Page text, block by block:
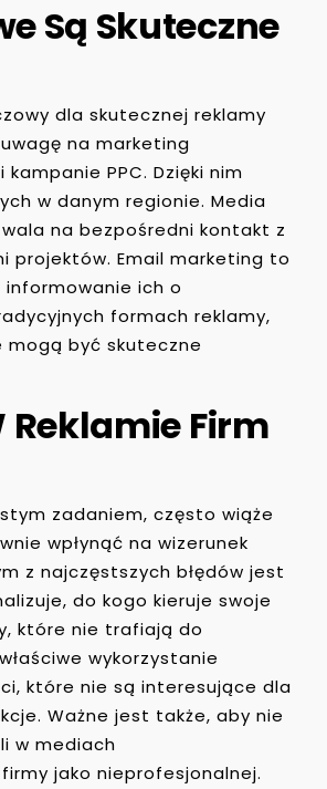
Są Skuteczne
dla skutecznej reklamy
na marketing
PPC. Dzięki nim
w danym regionie. Media
na bezpośredni kontakt z
projektów. Email marketing to
ich o
formach reklamy,
mogą być skuteczne
Reklamie Firm
zadaniem, często wiąże
wpłynąć na wizerunek
z najczęstszych błędów jest
do kogo kieruje swoje
które nie trafiają do
wykorzystanie
które nie są interesujące dla
Ważne jest także, aby nie
w mediach
jako nieprofesjonalnej.